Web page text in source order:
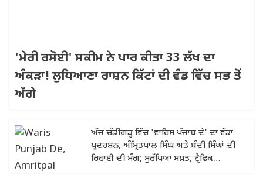
'ਮੇਰੀ ਰਸੋਈ' ਸਕੀਮ ਨੇ ਪਾਰ ਕੀਤਾ 33 ਲੱਖ ਦਾ
ਅੰਕੜਾ! ਲੁਧਿਆਣਾ ਰਾਸ਼ਨ ਕਿੱਟਾਂ ਦੀ ਵੰਡ ਵਿੱਚ ਸਭ ਤੋਂ
ਅੱਗੇ
ਅੱਜ ਚੰਡੀਗੜ੍ਹ ਵਿੱਚ 'ਵਾਰਿਸ ਪੰਜਾਬ ਦੇ' ਦਾ ਵੱਡਾ
ਪ੍ਰਦਰਸ਼ਨ, ਅੰਮ੍ਰਿਤਪਾਲ ਸਿੰਘ ਅਤੇ ਬੰਦੀ ਸਿੰਘਾਂ ਦੀ
ਰਿਹਾਈ ਦੀ ਮੰਗ; ਸੁਰੱਖਿਆ ਸਖ਼ਤ, ਟ੍ਰੈਫਿਕ